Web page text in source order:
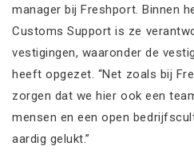
manager bij Freshport. Binnen
Customs Support is ze
vestigingen, waaronder de
heeft opgezet. “Net zoals bij
zorgen dat we hier ook een
mensen en een open
aardig gelukt.”